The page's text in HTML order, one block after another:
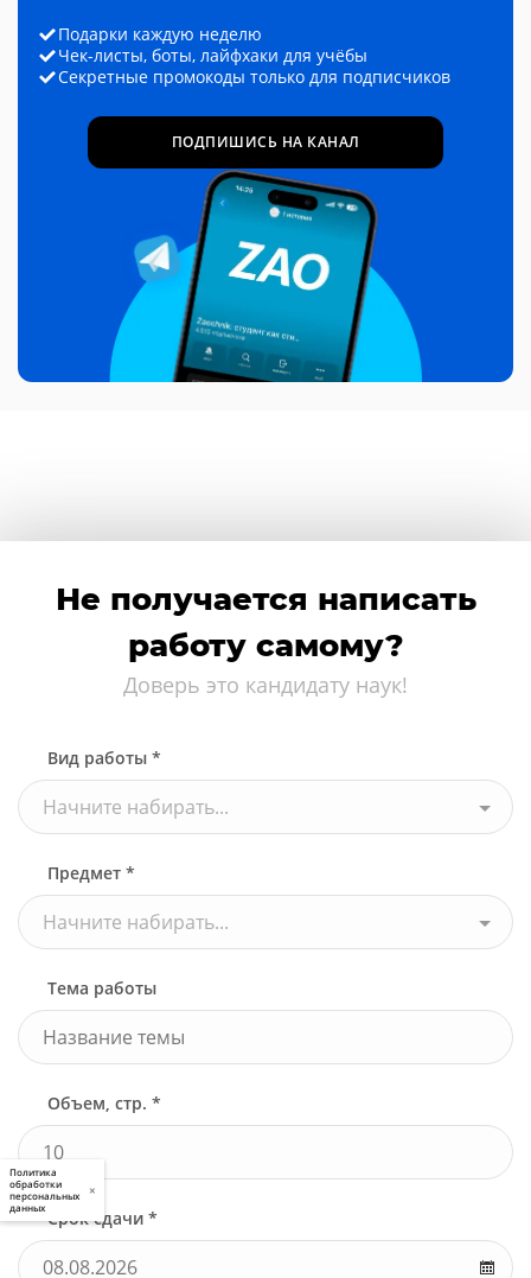
Подарки каждую неделю
Чек-листы, боты, лайфхаки для учёбы
Секретные промокоды только для подписчиков
ПОДПИШИСЬ НА КАНАЛ
Не получается написать
работу самому?
Доверь это кандидату наук!
Вид работы *
Начните набирать...
Предмет *
Начните набирать...
Тема работы
Объем, стр. *
Срок сдачи *
Политика
обработки
персональных
данных
×